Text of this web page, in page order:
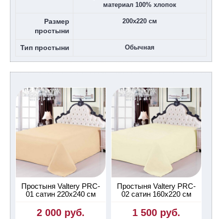
материал 100% хлопок
Размер
простыни
200х220 см
Тип простыни Обычная
Простыня Valtery PRC-
01 сатин 220х240 см
2 000 руб.
Простыня Valtery PRC-
02 сатин 160х220 см
1 500 руб.